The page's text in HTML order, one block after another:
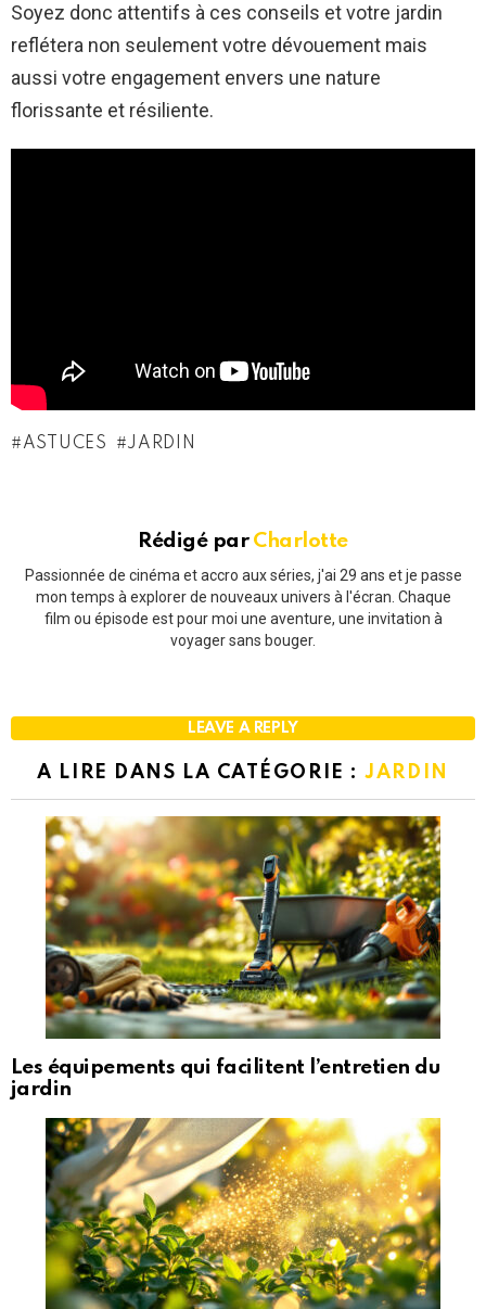
Soyez donc attentifs à ces conseils et votre jardin
reflétera non seulement votre dévouement mais
aussi votre engagement envers une nature
florissante et résiliente.
ASTUCES JARDIN
Rédigé par Charlotte
Passionnée de cinéma et accro aux séries, j'ai 29 ans et je passe
mon temps à explorer de nouveaux univers à l'écran. Chaque
film ou épisode est pour moi une aventure, une invitation à
voyager sans bouger.
LEAVE A REPLY
A LIRE DANS LA CATÉGORIE :JARDIN
Les équipements qui facilitent l’entretien du
jardin